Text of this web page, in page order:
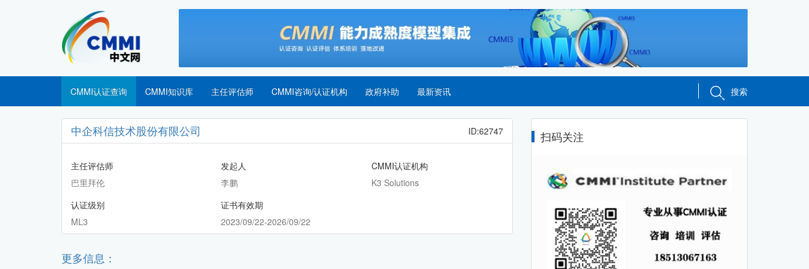
CMMI认证查询 CMMI知识库 主任评估师 CMMI咨询/认证机构 政府补助 最新资讯 搜索
中企科信技术股份有限公司 ID:62747
主任评估师
巴里拜伦
发起人
李鹏
CMMI认证机构
K3 Solutions
认证级别
ML3
证书有效期
2023/09/22-2026/09/22
更多信息：
扫码关注